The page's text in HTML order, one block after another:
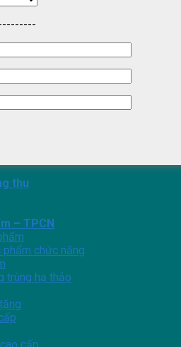
thu
– TPCN
chức năng
trùng hạ thảo